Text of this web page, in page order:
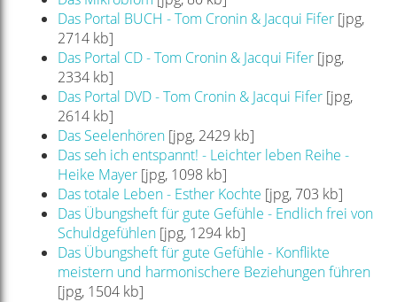
Das Portal BUCH - Tom Cronin & Jacqui Fifer[jpg,
2714 kb]
Das Portal CD - Tom Cronin & Jacqui Fifer[jpg,
2334 kb]
Das Portal DVD - Tom Cronin & Jacqui Fifer[jpg,
2614 kb]
Das Seelenhören[jpg, 2429 kb]
Das seh ich entspannt! - Leichter leben Reihe -
Heike Mayer[jpg, 1098 kb]
Das totale Leben - Esther Kochte [jpg, 703 kb]
Das Übungsheft für gute Gefühle - Endlich frei von
Schuldgefühlen[jpg, 1294 kb]
Das Übungsheft für gute Gefühle - Konflikte
meistern und harmonischere Beziehungen führen
[jpg, 1504 kb]